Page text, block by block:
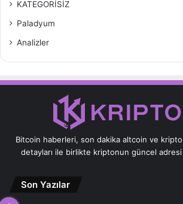
KATEGORİSİZ
Paladyum
Analizler
Bitcoin haberleri, son dakika altcoin ve
detayları ile birlikte kriptonun güncel
Son Yazılar